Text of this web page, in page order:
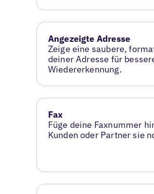
Angezeigte Adresse
Zeige eine saubere,
deiner Adresse für
Wiedererkennung.
Fax
Füge deine Faxnummer
Kunden oder Partner sie